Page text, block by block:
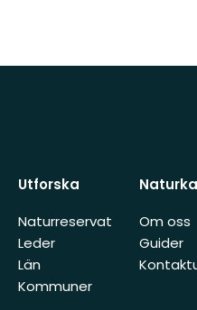
Utforska
Naturreservat
Leder
Län
Kommuner
Om oss
Guider